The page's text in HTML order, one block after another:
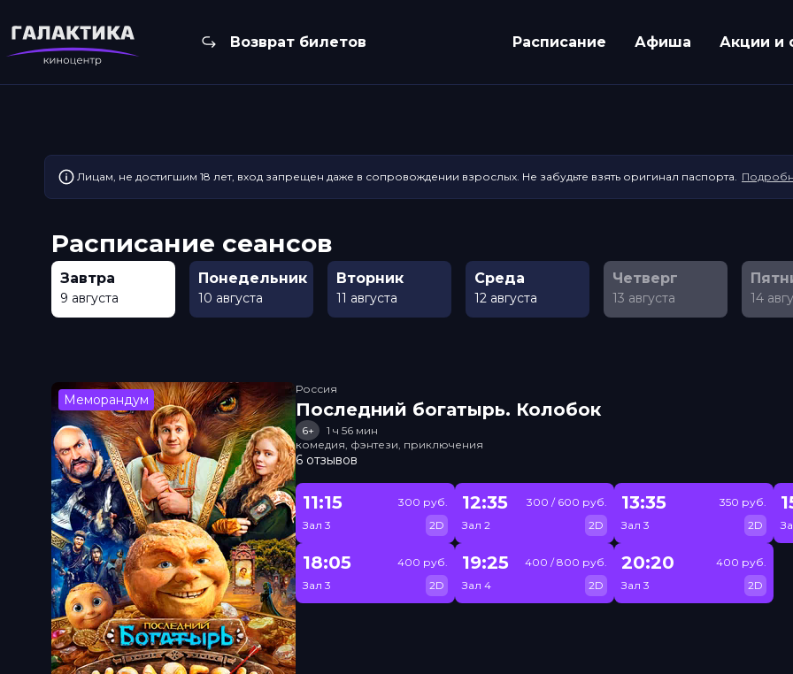
Возврат билетов Расписание Афиша Акции и
Лицам, не достигшим 18 лет, вход запрещен даже в сопровождении взрослых. Не забудьте взять оригинал паспорта.
Расписание сеансов
Завтра
9 августа
Понедельник
10 августа
Вторник
11 августа
Среда
12 августа
Четверг
13 августа 14
Меморандум
Россия
Последний богатырь. Колобок
6+
1 ч 56 мин
комедия, фэнтези, приключения
6 отзывов
11:15
Зал 3
300 руб.
2D
12:35
Зал 2
300 / 600 руб.
2D
13:35
Зал 3
350 руб.
2D
18:05
Зал 3
400 руб.
2D
19:25
Зал 4
400 / 800 руб.
2D
20:20
Зал 3
400 руб.
2D